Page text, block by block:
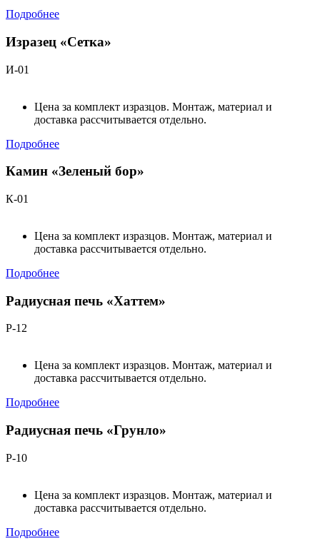
Подробнее
Изразец «Сетка»
И-01
Цена за комплект изразцов. Монтаж, материал и
доставка рассчитывается отдельно.
Подробнее
Камин «Зеленый бор»
К-01
Цена за комплект изразцов. Монтаж, материал и
доставка рассчитывается отдельно.
Подробнее
Радиусная печь «Хаттем»
Р-12
Цена за комплект изразцов. Монтаж, материал и
доставка рассчитывается отдельно.
Подробнее
Радиусная печь «Грунло»
Р-10
Цена за комплект изразцов. Монтаж, материал и
доставка рассчитывается отдельно.
Подробнее